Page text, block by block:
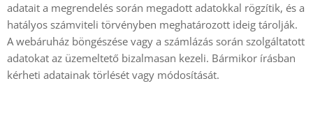
adatait a megrendelés során megadott adatokkal rögzítik, és a
hatályos számviteli törvényben meghatározott ideig tárolják.
A webáruház böngészése vagy a számlázás során szolgáltatott
adatokat az üzemeltető bizalmasan kezeli. Bármikor írásban
kérheti adatainak törlését vagy módosítását.